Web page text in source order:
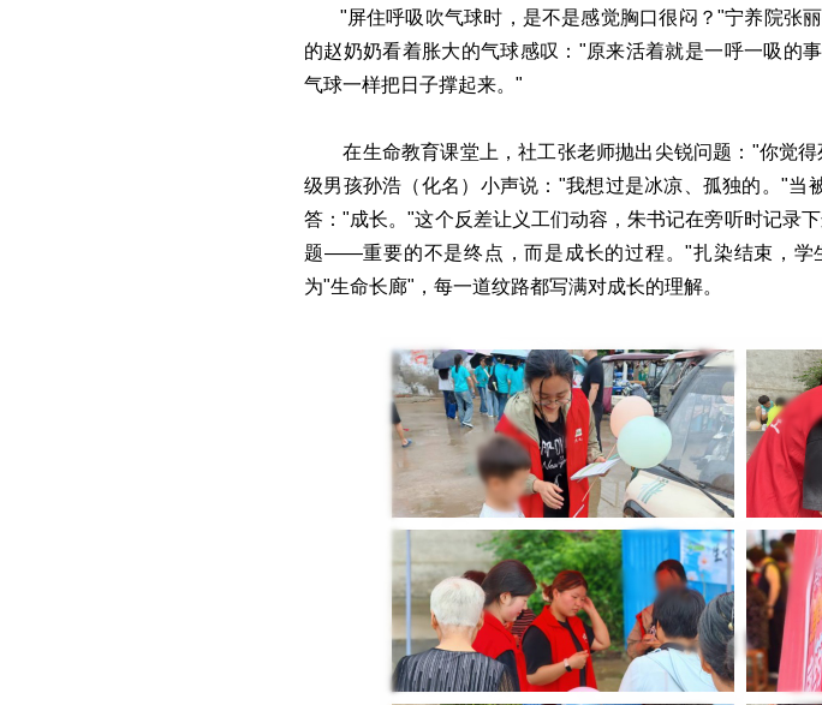
"屏住呼吸吹气球时，是不是感觉胸口很闷？"宁养院张
的赵奶奶看着胀大的气球感叹："原来活着就是一呼一吸的
气球一样把日子撑起来。"
在生命教育课堂上，社工张老师抛出尖锐问题："你觉
级男孩孙浩（化名）小声说："我想过是冰凉、孤独的。"当
答："成长。"这个反差让义工们动容，朱书记在旁听时记录
题——重要的不是终点，而是成长的过程。"扎染结束，学
为"生命长廊"，每一道纹路都写满对成长的理解。